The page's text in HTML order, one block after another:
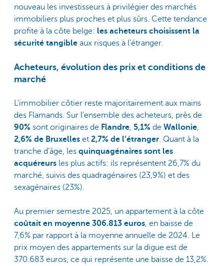
nouveau les investisseurs à privilégier des marchés
immobiliers plus proches et plus sûrs. Cette tendance
profite à la côte belge: les acheteurs choisissent la
sécurité tangible aux risques à l’étranger.
Acheteurs, évolution des prix et conditions de
marché
L’immobilier côtier reste majoritairement aux mains
des Flamands. Sur l’ensemble des acheteurs, près de
90% sont originaires de Flandre 5,1% de Wallonie
2,6% de Bruxelles et 2,7% de l’étranger . Quant à la
tranche d’âge, les quinquagénaires sont les
acquéreurs les plus actifs: ils représentent 26,7% du
marché, suivis des quadragénaires (23,9%) et des
sexagénaires (23%).
Au premier semestre 2025, un appartement à la côte
coûtait en moyenne 306.813 euros , en baisse de
7,6% par rapport à la moyenne annuelle de 2024. Le
prix moyen des appartements sur la digue est de
370.683 euros, ce qui représente une baisse de 13,2%.